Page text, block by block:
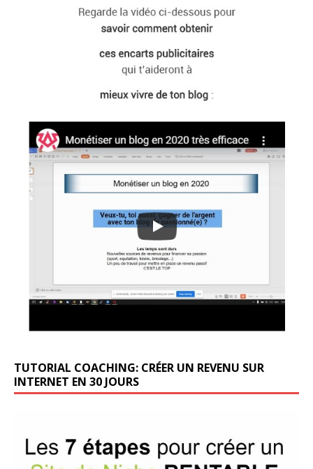
TUTORIAL COACHING: CRÉER UN REVENU SUR
INTERNET EN 30 JOURS